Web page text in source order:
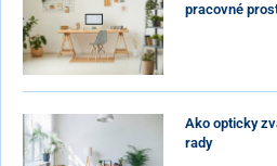
pracovné
Ako opticky
rady